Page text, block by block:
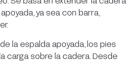
ya sea con barra,
la espalda apoyada, los pies
carga sobre la cadera. Desde